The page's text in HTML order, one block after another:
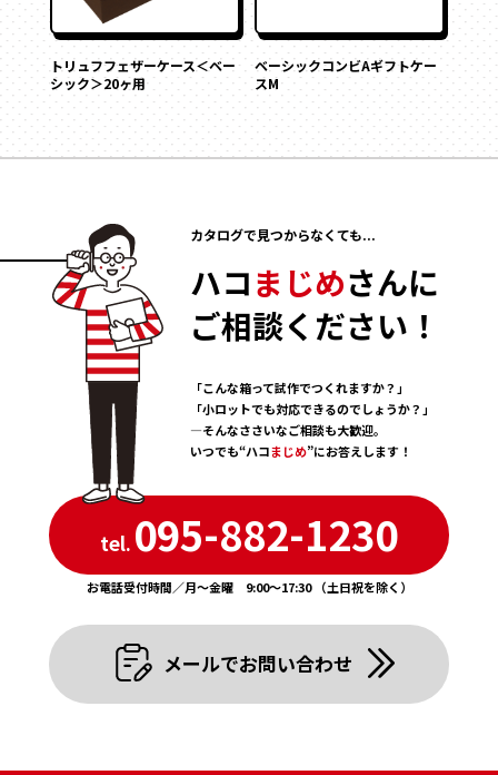
トリュフフェザーケース＜ベー
シック＞20ヶ用
ベーシックコンビAギフトケー
スM
カタログで見つからなくても...
ハコまじめさんに
ご相談ください！
「こんな箱って試作でつくれますか？」
「小ロットでも対応できるのでしょうか？」
―そんなささいなご相談も大歓迎。
いつでも“ハコまじめ”にお答えします！
tel. 095-882-1230
お電話受付時間／月〜金曜 9:00〜17:30 （土日祝を除く）
メールでお問い合わせ